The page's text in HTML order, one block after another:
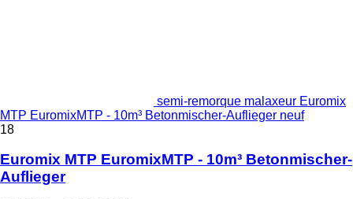
semi-remorque malaxeur Euromix
MTP EuromixMTP - 10m³ Betonmischer-Auflieger neuf
18
Euromix MTP EuromixMTP - 10m³ Betonmischer-
Auflieger